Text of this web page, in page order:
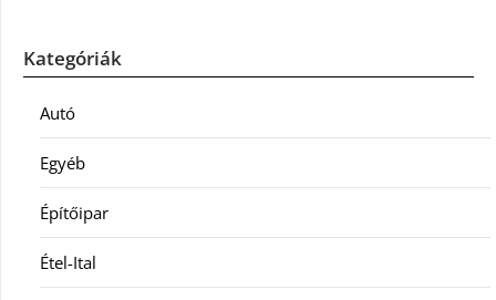
Kategóriák
Autó
Egyéb
Építőipar
Étel-Ital